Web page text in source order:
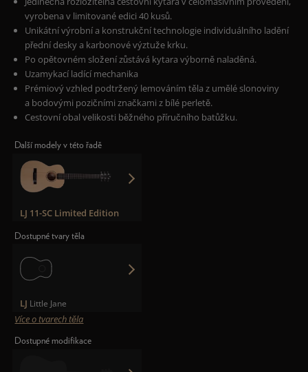
vyrobena v limitované edici 40 kusů.
Unikátní výrobní a konstrukční technologie individuálního ladění
přední desky a karbonové výztuže krku.
Po opětovném složení zůstává kytara výborně naladěná.
Uzamykací ladící mechanika
Prémiový vzhled podtržený lemováním těla z umělé slonoviny
a bodovými pozičními značkami z bílé perletě.
Cestovní obal velikosti běžného příručního batůžku.
Další modely v této řadě
LJ 11-SC Limited Edition
Dostupné tvary těla
LJ Little Jane
Více o tvarech těla
Dostupné modifikace